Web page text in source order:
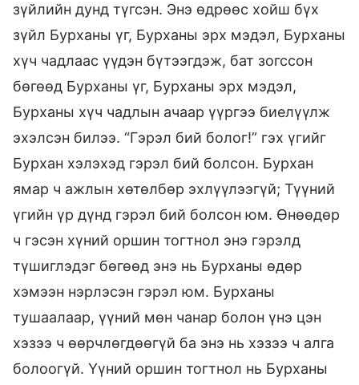
зүйлийн дунд түгсэн. Энэ өдрөөс хойш бүх
зүйл Бурханы үг, Бурханы эрх мэдэл, Бурханы
хүч чадлаас үүдэн бүтээгдэж, бат зогссон
бөгөөд Бурханы үг, Бурханы эрх мэдэл,
Бурханы хүч чадлын ачаар үүргээ биелүүлж
эхэлсэн билээ. “Гэрэл бий болог!” гэх үгийг
Бурхан хэлэхэд гэрэл бий болсон. Бурхан
ямар ч ажлын хөтөлбөр эхлүүлээгүй; Түүний
үгийн үр дүнд гэрэл бий болсон юм. Өнөөдөр
ч гэсэн хүний оршин тогтнол энэ гэрэлд
түшиглэдэг бѳгѳѳд энэ нь Бурханы ѳдѳр
хэмээн нэрлэсэн гэрэл юм. Бурханы
тушаалаар, үүний мөн чанар болон үнэ цэн
хэзээ ч өөрчлөгдөөгүй ба энэ нь хэзээ ч алга
болоогүй. Үүний оршин тогтнол нь Бурханы